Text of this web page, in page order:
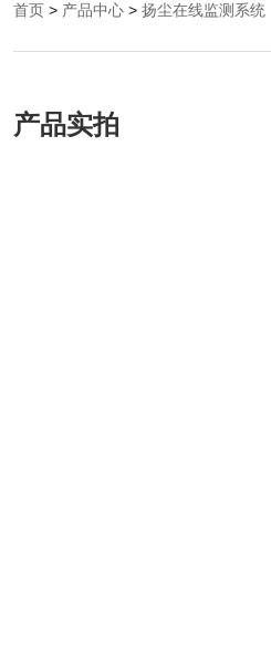
首页 > 产品中心 > 扬尘在线监测系统
产品实拍